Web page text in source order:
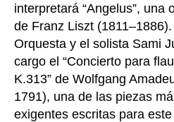
interpretará “Angelus”, una
de Franz Liszt
Orquesta y el solista Sami
cargo el “Concierto para
K.313” de Wolfgang
1791), una de las piezas
exigentes escritas para